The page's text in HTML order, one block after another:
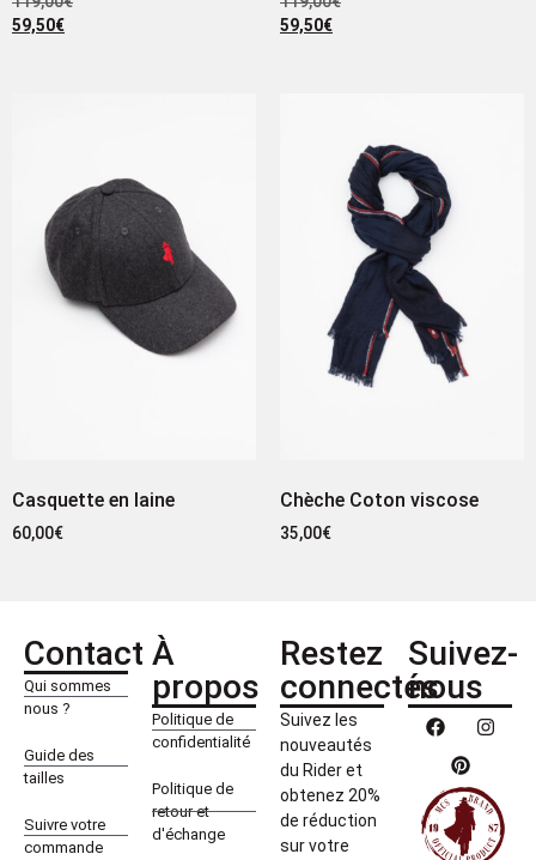
59,50€
59,50€
Casquette en laine
60,00€
Chèche Coton viscose
35,00€
Contact
Qui sommes
nous ?
Guide des
tailles
Suivre votre
commande
À
propos
Politique de
confidentialité
Politique de
retour et
d'échange
Restez
connectés
Suivez les
nouveautés
du Rider et
obtenez 20%
de réduction
sur votre
Suivez-
nous